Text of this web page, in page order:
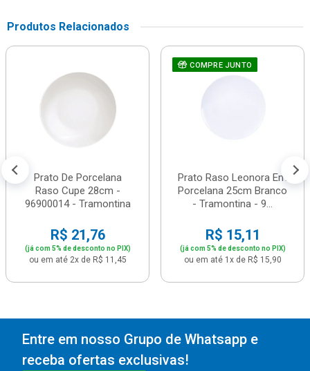
Produtos Relacionados
Prato De Porcelana
Raso Cupe 28cm -
96900014 - Tramontina
R$ 21,76
(já com 5% de desconto no PIX)
ou em até 2x de R$ 11,45
COMPRE JUNTO
Prato Raso Leonora Em
Porcelana 25cm Branco
- Tramontina - 9...
R$ 15,11
(já com 5% de desconto no PIX)
ou em até 1x de R$ 15,90
Entre em nosso Grupo de Whatsapp e
receba ofertas exclusivas!